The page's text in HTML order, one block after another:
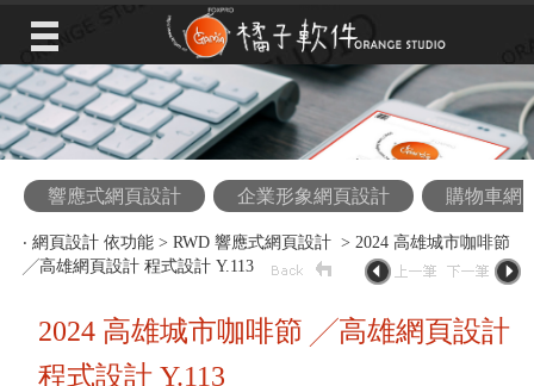
響應式網頁設計 企業形象網頁設計 購物車網
‧ 網頁設計 依功能> RWD 響應式網頁設計 > 2024 高雄城市咖啡節
╱高雄網頁設計 程式設計 Y.113
2024 高雄城市咖啡節 ╱高雄網頁設計
程式設計 Y.113